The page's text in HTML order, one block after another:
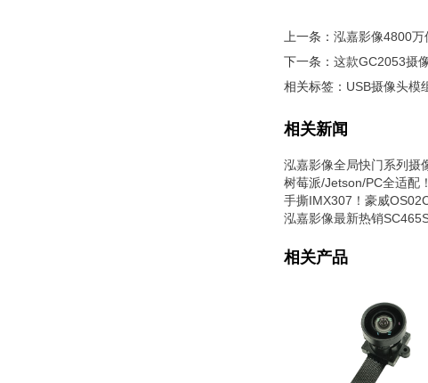
上一条：泓嘉影像4800
下一条：这款GC2053摄
相关标签： USB摄像头模
相关新闻
泓嘉影像全局快门系列摄
树莓派/Jetson/PC全适配
手撕IMX307！豪威
泓嘉影像最新热销
相关产品